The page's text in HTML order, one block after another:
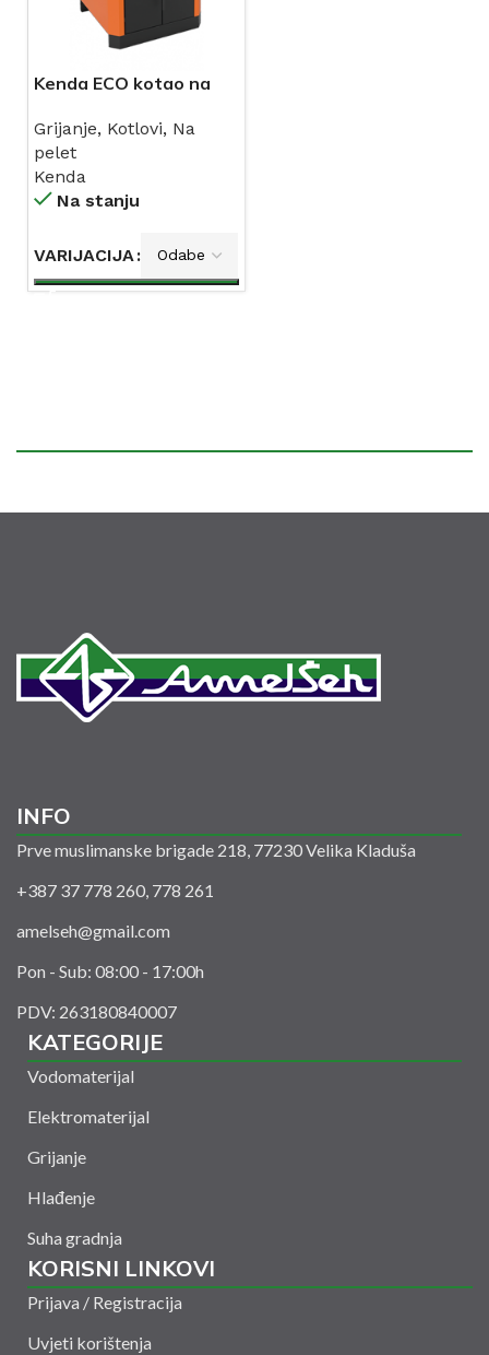
Kenda ECO kotao na
Grijanje, Kotlovi, Na
pelet
Kenda
Na stanju
VARIJACIJA
INFO
Prve muslimanske brigade 218, 77230 Velika Kladuša
+387 37 778 260, 778 261
amelseh@gmail.com
Pon - Sub: 08:00 - 17:00h
PDV: 263180840007
KATEGORIJE
Vodomaterijal
Elektromaterijal
Grijanje
Hlađenje
Suha gradnja
KORISNI LINKOVI
Prijava / Registracija
Uvjeti korištenja